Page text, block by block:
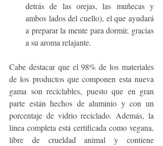
detrás de las orejas, las muñecas y
ambos lados del cuello), el que ayudará
a preparar la mente para dormir, gracias
a su aroma relajante.
Cabe destacar que el 98% de los materiales
de los productos que componen esta nueva
gama son reciclables, puesto que en gran
parte están hechos de aluminio y con un
porcentaje de vidrio reciclado. Además, la
línea completa está certificada como vegana,
libre de crueldad animal y contiene